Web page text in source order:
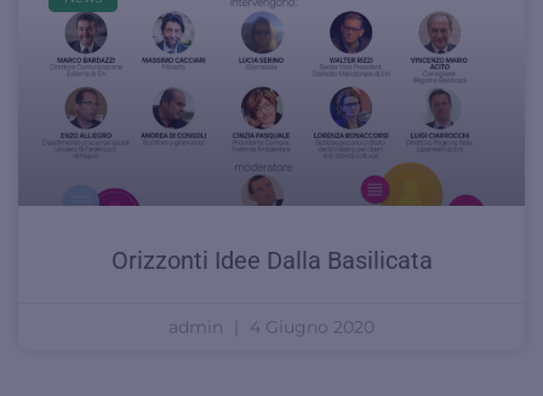
Orizzonti Idee Dalla Basilicata
admin 4 Giugno 2020